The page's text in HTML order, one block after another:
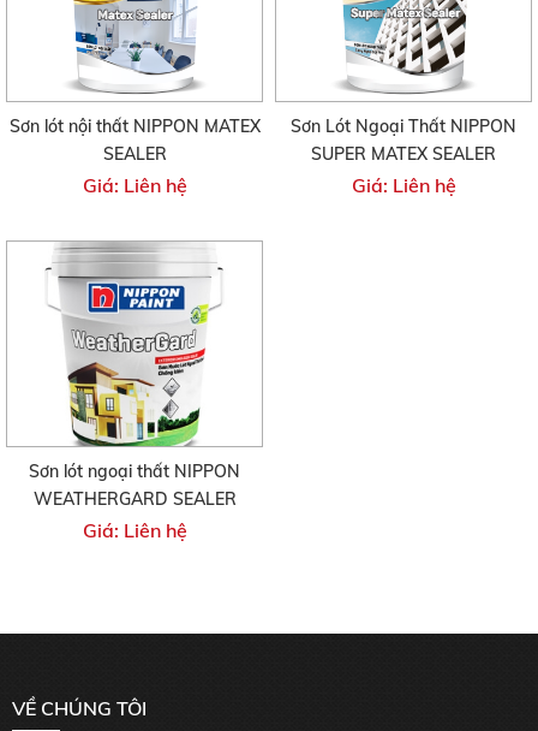
Sơn lót nội thất NIPPON MATEX
SEALER
Giá: Liên hệ
Sơn Lót Ngoại Thất NIPPON
SUPER MATEX SEALER
Giá: Liên hệ
Sơn lót ngoại thất NIPPON
WEATHERGARD SEALER
Giá: Liên hệ
VỀ CHÚNG TÔI